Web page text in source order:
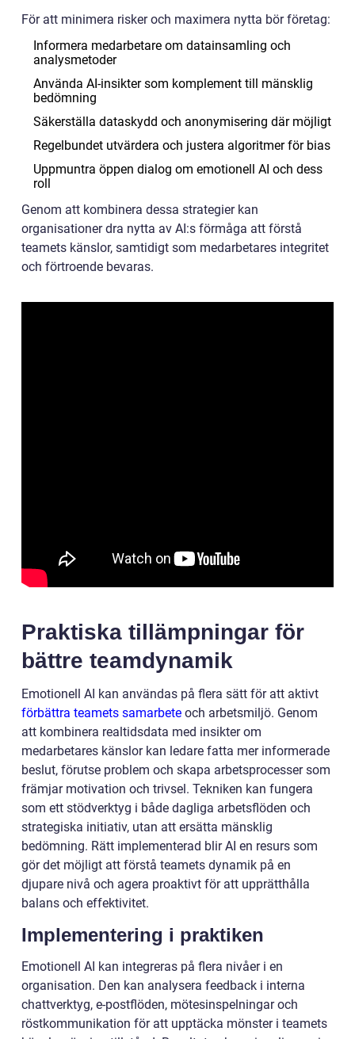
För att minimera risker och maximera nytta bör företag:
Informera medarbetare om datainsamling och
analysmetoder
Använda AI-insikter som komplement till mänsklig
bedömning
Säkerställa dataskydd och anonymisering där möjligt
Regelbundet utvärdera och justera algoritmer för bias
Uppmuntra öppen dialog om emotionell AI och dess
roll
Genom att kombinera dessa strategier kan
organisationer dra nytta av AI:s förmåga att förstå
teamets känslor, samtidigt som medarbetares integritet
och förtroende bevaras.
Praktiska tillämpningar för
bättre teamdynamik
Emotionell AI kan användas på flera sätt för att aktivt
förbättra teamets samarbete och arbetsmiljö. Genom
att kombinera realtidsdata med insikter om
medarbetares känslor kan ledare fatta mer informerade
beslut, förutse problem och skapa arbetsprocesser som
främjar motivation och trivsel. Tekniken kan fungera
som ett stödverktyg i både dagliga arbetsflöden och
strategiska initiativ, utan att ersätta mänsklig
bedömning. Rätt implementerad blir AI en resurs som
gör det möjligt att förstå teamets dynamik på en
djupare nivå och agera proaktivt för att upprätthålla
balans och effektivitet.
Implementering i praktiken
Emotionell AI kan integreras på flera nivåer i en
organisation. Den kan analysera feedback i interna
chattverktyg, e-postflöden, mötesinspelningar och
röstkommunikation för att upptäcka mönster i teamets